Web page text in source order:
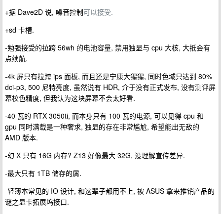
+据 Dave2D 说, 噪音控制可以接受.
+sd 卡槽.
-勉强接受的拉跨 56wh 的电池容量, 禁用独显与 cpu 大核, 大抵会有
点续航.
-4k 屏只有拉跨 ips 面板, 而且还是宁康大猩猩, 同时色域只达到 80%
dci-p3, 500 尼特亮度, 虽然说有 HDR, 介于没有正式发布, 没有测评屏
幕校色精度, 但我认为这块屏幕不会太好看.
-40 瓦的 RTX 3050ti, 而本身只有 100 瓦的电源, 可以见得 cpu 和
gpu 同时满载是一种奢求, 独显的存在非常尴尬, 希望能出无敌的
AMD 版本.
-幻 X 只有 16G 内存? Z13 好像最大 32G, 没理解宣传差异.
-最大只有 1TB 储存的屑.
-轻薄本常见的 IO 设计, 和这辈子都用不上, 被 ASUS 拿来推销产品的
谜之显卡拓展坞接口.